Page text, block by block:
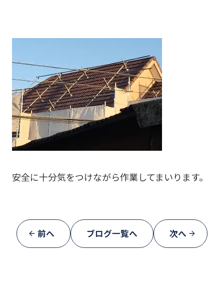
安全に十分気をつけながら作業してまいります。
前へ ブログ一覧へ 次へ